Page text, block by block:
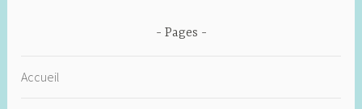
Pages
Accueil